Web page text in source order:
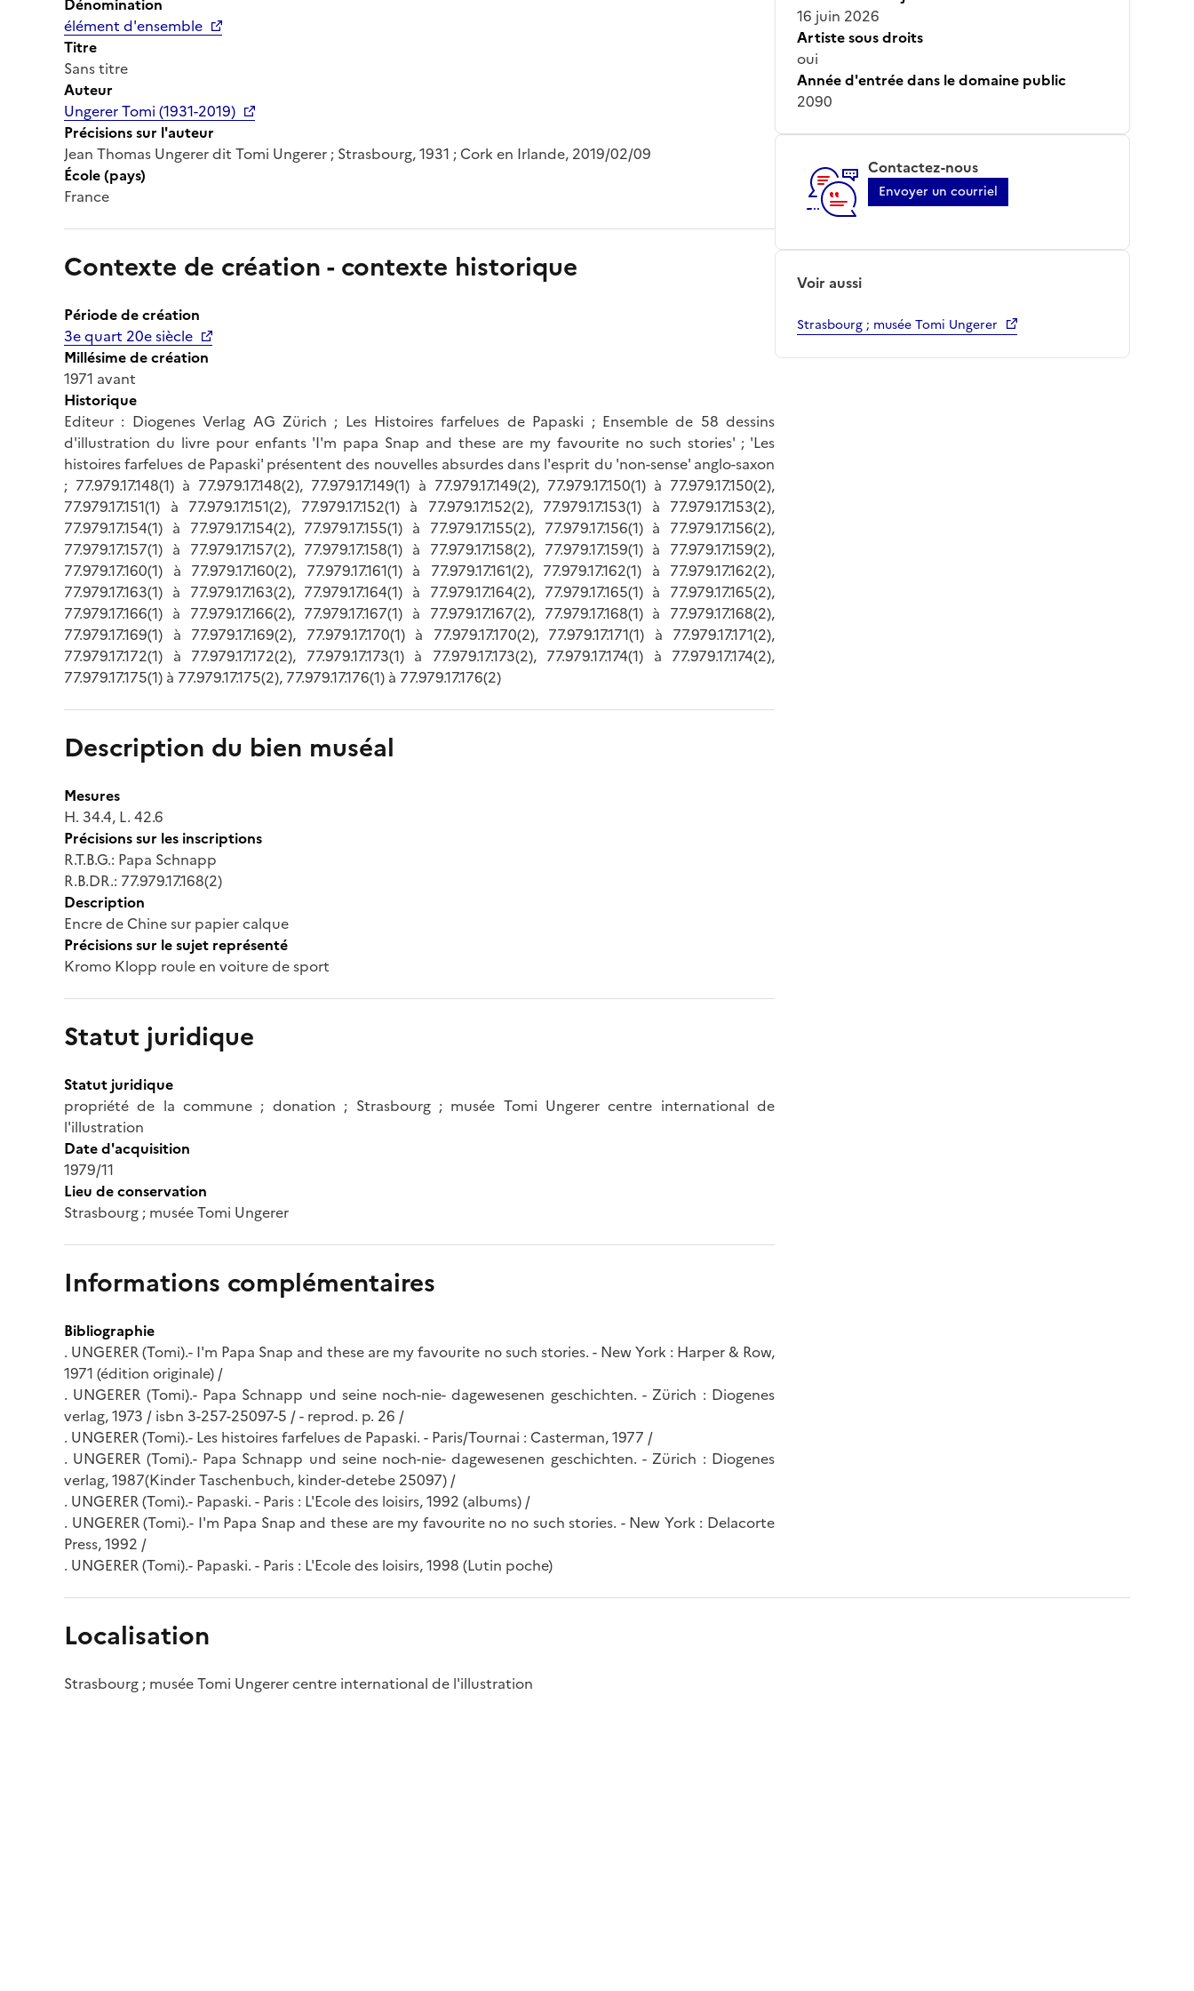
élément d'ensemble
Titre
Sans titre
Auteur
Ungerer Tomi (1931-2019)
Précisions sur l'auteur
Jean Thomas Ungerer dit Tomi Ungerer ; Strasbourg, 1931 ; Cork en Irlande, 2019/02/09
École (pays)
France
Contexte de création - contexte historique
Période de création
3e quart 20e siècle
Millésime de création
1971 avant
Historique
Editeur : Diogenes Verlag AG Zürich ; Les Histoires farfelues de Papaski ; Ensemble de 58 dessins
d'illustration du livre pour enfants 'I'm papa Snap and these are my favourite no such stories' ; 'Les
histoires farfelues de Papaski' présentent des nouvelles absurdes dans l'esprit du 'non-sense' anglo-saxon
; 77.979.17.148(1) à 77.979.17.148(2), 77.979.17.149(1) à 77.979.17.149(2), 77.979.17.150(1) à 77.979.17.150(2),
77.979.17.151(1) à 77.979.17.151(2), 77.979.17.152(1) à 77.979.17.152(2), 77.979.17.153(1) à 77.979.17.153(2),
77.979.17.154(1) à 77.979.17.154(2), 77.979.17.155(1) à 77.979.17.155(2), 77.979.17.156(1) à 77.979.17.156(2),
77.979.17.157(1) à 77.979.17.157(2), 77.979.17.158(1) à 77.979.17.158(2), 77.979.17.159(1) à 77.979.17.159(2),
77.979.17.160(1) à 77.979.17.160(2), 77.979.17.161(1) à 77.979.17.161(2), 77.979.17.162(1) à 77.979.17.162(2),
77.979.17.163(1) à 77.979.17.163(2), 77.979.17.164(1) à 77.979.17.164(2), 77.979.17.165(1) à 77.979.17.165(2),
77.979.17.166(1) à 77.979.17.166(2), 77.979.17.167(1) à 77.979.17.167(2), 77.979.17.168(1) à 77.979.17.168(2),
77.979.17.169(1) à 77.979.17.169(2), 77.979.17.170(1) à 77.979.17.170(2), 77.979.17.171(1) à 77.979.17.171(2),
77.979.17.172(1) à 77.979.17.172(2), 77.979.17.173(1) à 77.979.17.173(2), 77.979.17.174(1) à 77.979.17.174(2),
77.979.17.175(1) à 77.979.17.175(2), 77.979.17.176(1) à 77.979.17.176(2)
Description du bien muséal
Mesures
H. 34.4, L. 42.6
Précisions sur les inscriptions
R.T.B.G.: Papa Schnapp
R.B.DR.: 77.979.17.168(2)
Description
Encre de Chine sur papier calque
Précisions sur le sujet représenté
Kromo Klopp roule en voiture de sport
Statut juridique
Statut juridique
propriété de la commune ; donation ; Strasbourg ; musée Tomi Ungerer centre international de
l'illustration
Date d'acquisition
1979/11
Lieu de conservation
Strasbourg ; musée Tomi Ungerer
Informations complémentaires
Bibliographie
. UNGERER (Tomi).- I'm Papa Snap and these are my favourite no such stories. - New York : Harper & Row,
1971 (édition originale) /
. UNGERER (Tomi).- Papa Schnapp und seine noch-nie- dagewesenen geschichten. - Zürich : Diogenes
verlag, 1973 / isbn 3-257-25097-5 / - reprod. p. 26 /
. UNGERER (Tomi).- Les histoires farfelues de Papaski. - Paris/Tournai : Casterman, 1977 /
. UNGERER (Tomi).- Papa Schnapp und seine noch-nie- dagewesenen geschichten. - Zürich : Diogenes
verlag, 1987(Kinder Taschenbuch, kinder-detebe 25097) /
. UNGERER (Tomi).- Papaski. - Paris : L'Ecole des loisirs, 1992 (albums) /
. UNGERER (Tomi).- I'm Papa Snap and these are my favourite no no such stories. - New York : Delacorte
Press, 1992 /
. UNGERER (Tomi).- Papaski. - Paris : L'Ecole des loisirs, 1998 (Lutin poche)
16 juin 2026
Artiste sous droits
oui
Année d'entrée dans le domaine public
2090
Contactez-nous
Envoyer un courriel
Voir aussi
Strasbourg ; musée Tomi Ungerer
Localisation
Strasbourg ; musée Tomi Ungerer centre international de l'illustration